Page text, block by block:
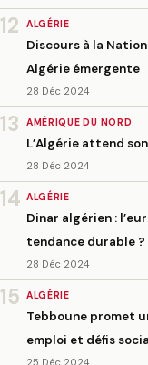
12 ALGÉRIE
Discours à la
Algérie émergente
28 Déc 2024
13 AMÉRIQUE DU NORD
L’Algérie attend
28 Déc 2024
14 ALGÉRIE
Dinar algérien :
tendance durable ?
28 Déc 2024
15 ALGÉRIE
Tebboune promet
emploi et défis
25 Déc 2024